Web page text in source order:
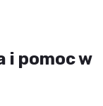
i pomoc w